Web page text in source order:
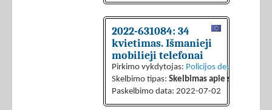
2022-631084: 34
kvietimas. Išmanieji
mobilieji telefonai
Pirkimo vykdytojas: Policijos
Skelbimo tipas: Skelbimas apie sutarties
Paskelbimo data: 2022-07-02